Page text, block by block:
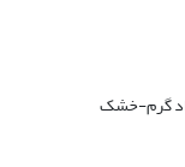
گرم-خشک